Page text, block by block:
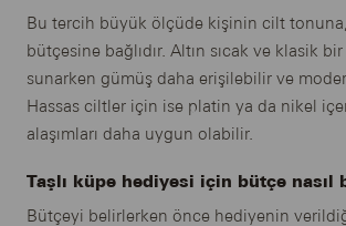
Bu tercih büyük ölçüde kişinin cilt tonuna,
bütçesine bağlıdır. Altın sıcak ve klasik
sunarken gümüş daha erişilebilir ve
Hassas ciltler için ise platin ya da nikel
alaşımları daha uygun olabilir.
Taşlı küpe hediyesi için bütçe nasıl
Bütçeyi belirlerken önce hediyenin